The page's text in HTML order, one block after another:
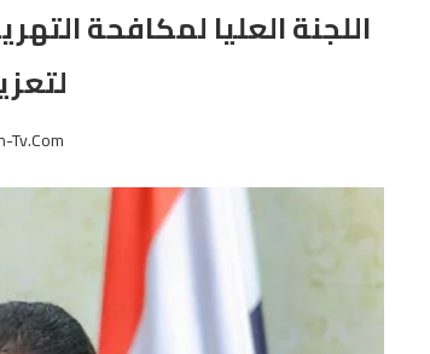
اللجنة العليا لمكافحة
Tv.com